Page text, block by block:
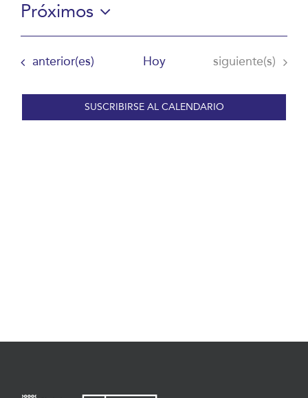
Próximos
Selecciona
fecha.
Eventos
anterior(es) Hoy Eventos
siguiente(s)
SUSCRIBIRSE AL CALENDARIO